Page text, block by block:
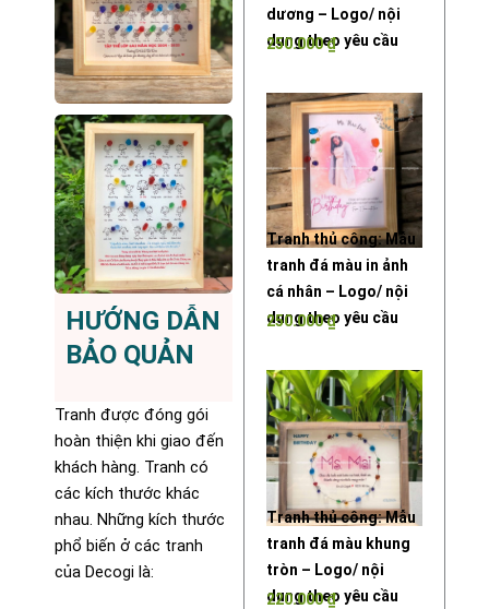
HƯỚNG DẪN
BẢO QUẢN
Tranh được đóng gói
hoàn thiện khi giao đến
khách hàng. Tranh có
các kích thước khác
nhau. Những kích thước
phổ biến ở các tranh
của Decogi là:
dương – Logo/ nội
dung theo yêu cầu
250.000₫
Tranh thủ công: Mẫu
tranh đá màu in ảnh
cá nhân – Logo/ nội
dung theo yêu cầu
250.000₫
Tranh thủ công: Mẫu
tranh đá màu khung
tròn – Logo/ nội
dung theo yêu cầu
220.000₫